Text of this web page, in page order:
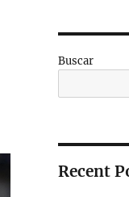
Buscar
Recent